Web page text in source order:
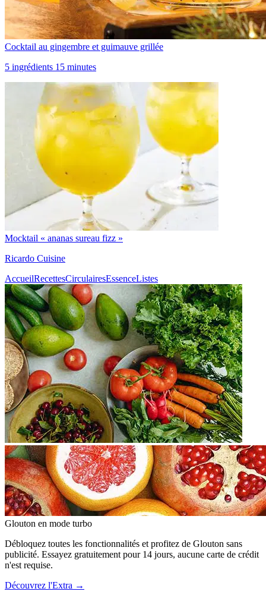
Cocktail au gingembre et guimauve grillée
5 ingrédients 15 minutes
Mocktail « ananas sureau fizz »
Ricardo Cuisine
AccueilRecettesCirculairesEssenceListes
Glouton en mode turbo
Débloquez toutes les fonctionnalités et profitez de Glouton sans
publicité. Essayez gratuitement pour 14 jours, aucune carte de crédit
n'est requise.
Découvrez l'Extra →